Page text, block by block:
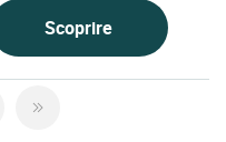
Scoprire